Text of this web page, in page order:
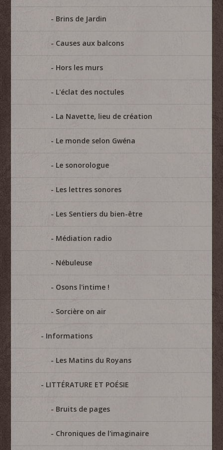
Brins de Jardin
Causes aux balcons
Hors les murs
L'éclat des noctules
La Navette, lieu de création
Le monde selon Gwéna
Le sonorologue
Les lettres sonores
Les Sentiers du bien-être
Médiation radio
Nébuleuse
Osons l'intime !
Sorcière on air
Informations
Les Matins du Royans
LITTÉRATURE ET POÉSIE
Bruits de pages
Chroniques de l'imaginaire